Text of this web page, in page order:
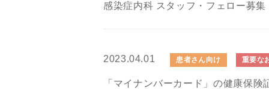
感染症内科 スタッフ・フェロー募集
2023.04.01 患者さん向け 重要な
「マイナンバーカード」の健康保険